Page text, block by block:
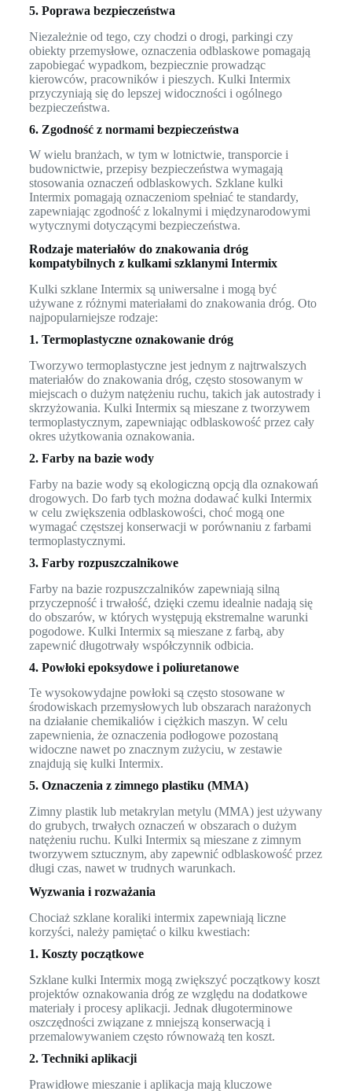
5. Poprawa bezpieczeństwa
Niezależnie od tego, czy chodzi o drogi, parkingi czy
obiekty przemysłowe, oznaczenia odblaskowe pomagają
zapobiegać wypadkom, bezpiecznie prowadząc
kierowców, pracowników i pieszych. Kulki Intermix
przyczyniają się do lepszej widoczności i ogólnego
bezpieczeństwa.
6. Zgodność z normami bezpieczeństwa
W wielu branżach, w tym w lotnictwie, transporcie i
budownictwie, przepisy bezpieczeństwa wymagają
stosowania oznaczeń odblaskowych. Szklane kulki
Intermix pomagają oznaczeniom spełniać te standardy,
zapewniając zgodność z lokalnymi i międzynarodowymi
wytycznymi dotyczącymi bezpieczeństwa.
Rodzaje materiałów do znakowania dróg
kompatybilnych z kulkami szklanymi Intermix
Kulki szklane Intermix są uniwersalne i mogą być
używane z różnymi materiałami do znakowania dróg. Oto
najpopularniejsze rodzaje:
1. Termoplastyczne oznakowanie dróg
Tworzywo termoplastyczne jest jednym z najtrwalszych
materiałów do znakowania dróg, często stosowanym w
miejscach o dużym natężeniu ruchu, takich jak autostrady i
skrzyżowania. Kulki Intermix są mieszane z tworzywem
termoplastycznym, zapewniając odblaskowość przez cały
okres użytkowania oznakowania.
2. Farby na bazie wody
Farby na bazie wody są ekologiczną opcją dla oznakowań
drogowych. Do farb tych można dodawać kulki Intermix
w celu zwiększenia odblaskowości, choć mogą one
wymagać częstszej konserwacji w porównaniu z farbami
termoplastycznymi.
3. Farby rozpuszczalnikowe
Farby na bazie rozpuszczalników zapewniają silną
przyczepność i trwałość, dzięki czemu idealnie nadają się
do obszarów, w których występują ekstremalne warunki
pogodowe. Kulki Intermix są mieszane z farbą, aby
zapewnić długotrwały współczynnik odbicia.
4. Powłoki epoksydowe i poliuretanowe
Te wysokowydajne powłoki są często stosowane w
środowiskach przemysłowych lub obszarach narażonych
na działanie chemikaliów i ciężkich maszyn. W celu
zapewnienia, że oznaczenia podłogowe pozostaną
widoczne nawet po znacznym zużyciu, w zestawie
znajdują się kulki Intermix.
5. Oznaczenia z zimnego plastiku (MMA)
Zimny plastik lub metakrylan metylu (MMA) jest używany
do grubych, trwałych oznaczeń w obszarach o dużym
natężeniu ruchu. Kulki Intermix są mieszane z zimnym
tworzywem sztucznym, aby zapewnić odblaskowość przez
długi czas, nawet w trudnych warunkach.
Wyzwania i rozważania
Chociaż szklane koraliki intermix zapewniają liczne
korzyści, należy pamiętać o kilku kwestiach:
1. Koszty początkowe
Szklane kulki Intermix mogą zwiększyć początkowy koszt
projektów oznakowania dróg ze względu na dodatkowe
materiały i procesy aplikacji. Jednak długoterminowe
oszczędności związane z mniejszą konserwacją i
przemalowywaniem często równoważą ten koszt.
2. Techniki aplikacji
Prawidłowe mieszanie i aplikacja mają kluczowe